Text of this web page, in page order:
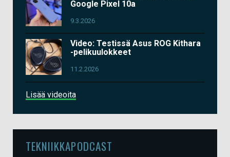
Google Pixel 10a
9.3.2026
Video: Testissä Asus ROG Kithara
-pelikuulokkeet
11.2.2026
Lisää videoita
TEKNIIKKAPODCAST